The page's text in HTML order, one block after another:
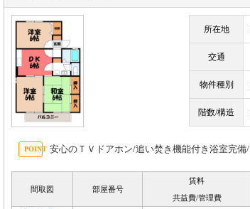
所在地
交通
物件種別
階数/構造
安心のＴＶドアホン/追い焚き機能付き浴室完備/
間取図 部屋番号
賃料
共益費/管理費